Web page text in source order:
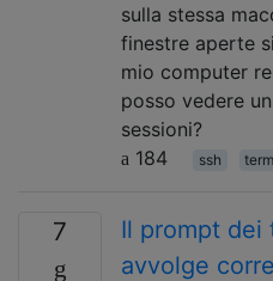
sulla stessa
finestre aperte
mio computer
posso vedere
sessioni?
184
ssh
7
Il prompt dei
avvolge